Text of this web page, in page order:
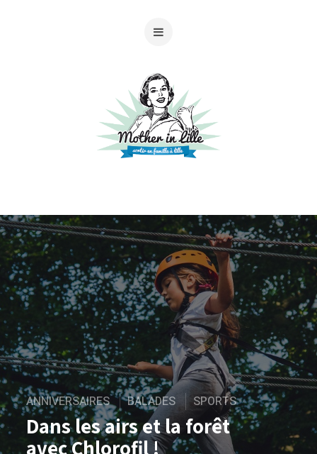
ANNIVERSAIRES BALADES SPORTS
Dans les airs et la forêt
avec Chlorofil !